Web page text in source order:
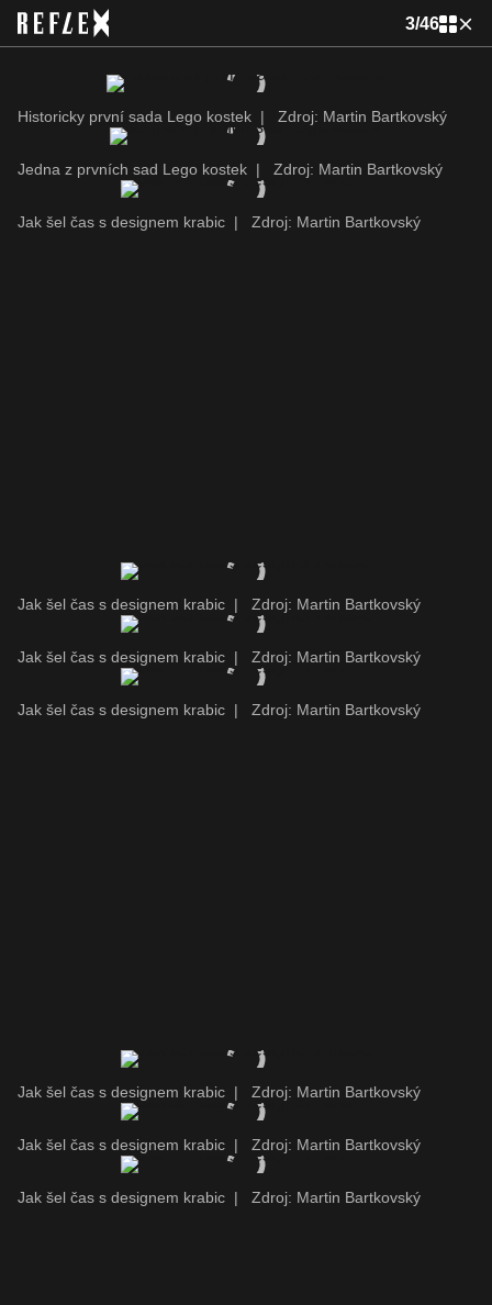
3/46
Historicky první sada Lego kostek | Zdroj: Martin Bartkovský
Jedna z prvních sad Lego kostek | Zdroj: Martin Bartkovský
Jak šel čas s designem krabic | Zdroj: Martin Bartkovský
Jak šel čas s designem krabic | Zdroj: Martin Bartkovský
Jak šel čas s designem krabic | Zdroj: Martin Bartkovský
Jak šel čas s designem krabic | Zdroj: Martin Bartkovský
Jak šel čas s designem krabic | Zdroj: Martin Bartkovský
Jak šel čas s designem krabic | Zdroj: Martin Bartkovský
Jak šel čas s designem krabic | Zdroj: Martin Bartkovský